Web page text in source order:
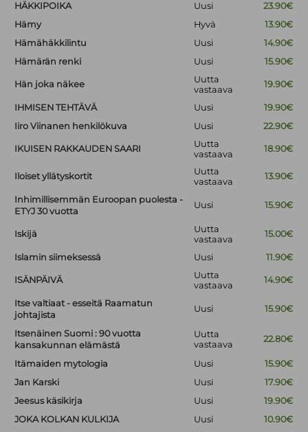
HÄKKIPOIKA
Uusi
23.90€
Hämy
Hyvä
13.90€
Hämähäkkilintu
Uusi
14.90€
Hämärän renki
Uusi 15.90€
Hän joka näkee
Uutta
vastaava
19.90€
IHMISEN TEHTÄVÄ Uusi
19.90€
Iiro Viinanen henkilökuva
Uusi 22.90€
IKUISEN RAKKAUDEN SAARI
Uutta
vastaava
18.90€
Iloiset yllätyskortit
Uutta
vastaava
13.90€
Inhimillisemmän Euroopan puolesta -
ETYJ 30 vuotta
Uusi 15.90€
Iskijä
Uutta
vastaava
15.00€
Islamin siimeksessä Uusi 11.90€
ISÄNPÄIVÄ
Uutta
vastaava
14.90€
Itse valtiaat - esseitä Raamatun
johtajista
Uusi 15.90€
Itsenäinen Suomi : 90 vuotta
kansakunnan elämästä
Uutta
vastaava
22.80€
Itämaiden mytologia Uusi
15.90€
Jan Karski
Uusi
17.90€
Jeesus käsikirja
Uusi
19.90€
JOKA KOLKAN KULKIJA
Uusi
10.90€